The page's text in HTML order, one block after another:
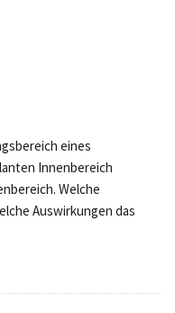
eines
Innenbereich
Welche
Auswirkungen das